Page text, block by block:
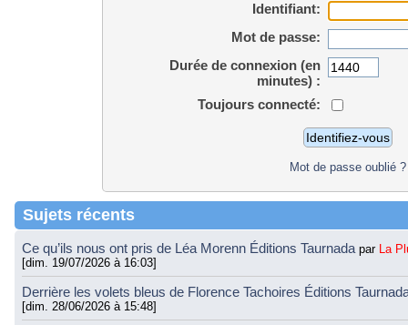
Identifiant:
Mot de passe:
Durée de connexion (en
minutes) :
Toujours connecté:
Mot de passe oublié ?
Sujets récents
Ce qu’ils nous ont pris de Léa Morenn Éditions Taurnada par La
[dim. 19/07/2026 à 16:03]
Derrière les volets bleus de Florence Tachoires Éditions
[dim. 28/06/2026 à 15:48]